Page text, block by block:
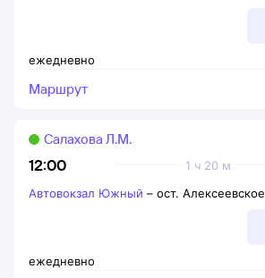
ежедневно
Маршрут
12:00 1 ч 20 м
Салахова Л.М.
ежедневно
Автовокзал Южный – ост. Алексеевское